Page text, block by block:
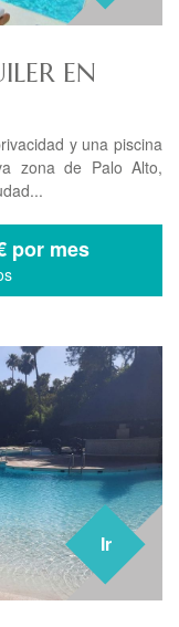
EN
y una piscina
zona de Palo Alto,
por mes
Ir